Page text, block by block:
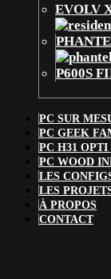
EVOLV
P600S
PC SUR
PC GEEK
PC H31 OPTI
PC WOOD
LES
LES
À PROPOS
CONTACT